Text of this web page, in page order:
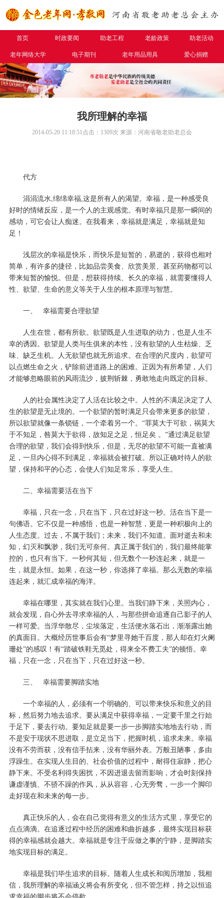
首页 时政要闻 助老工程 老龄政策 助老活动
老年网络大学 电子期刊 老年用品用具 爱心捐赠
我所理解的幸福
2014-05-20 11:18:51点击： 1309次 来源：河南省敬老助老总会
代方
涓涓流水,绵绵幸福,这是所有人的渴望。幸福，是一种感受良
好时的情绪反应，是一个人的主观感觉。有时幸福只是那一瞬间的
感动，可它会让人痴迷。在我看来，幸福就是满足，幸福就是知
足！
浅层次的幸福是快乐，而快乐是短暂的，易逝的，获得也相对
简单，有许多的捷径，比如品尝美食、欣赏美景、甚至药物都可以
带来短暂的愉悦。但是，想获得持续、长久的幸福，就需要懂得人
性、欲望、生命的意义等关于人生的根本原理与智慧。
一、 幸福需要合理欲望
人生在世，都有所欲。欲望既是人生进取的动力，也是人生不
幸的诱因。欲望是人类与生俱来的本性，没有欲望的人生枯燥、乏
味、缺乏生机。人无欲望也就无所追求。在合理的尺度内，欲望可
以点燃生命之火，铲除前进道路上的困难。正因为有所希望，人们
才能够忽略眼前的风雨流沙，披荆斩棘，勇敢地走向既定的目标。
人的社会属性决定了人活在比较之中。人性的不满足决定了人
生的欲望是无止境的。一个欲望的暂时满足只会带来更多的欲望，
所以欲望就像一条锁链，一个牵着另一个。 “罪莫大于可欲，祸莫大
于不知足，咎莫大于欲得，故知足之足，恒足矣 。”通过满足欲望
合理的欲望，我们会得到快乐，但是，无尽的欲望不可能一直被满
足，一旦内心得不到满足，幸福就会被打破。所以正确对待人的欲
望，保持和平的心态，会使人们知足常乐，享受人生。
二、幸福需要活在当下
幸福，只在一念，只在当下，只在过好这一秒。活在当下是一
句佛语。它不仅是一种感悟，也是一种智慧，更是一种积极向上的
人生态度。过去，不属于我们；未来，我们不知道。面对逝去和未
知，幻灭和飘渺，我们无可奈何。真正属于我们的，我们最终能掌
控的，也只有当下。一秒何其短，但无数个一秒连起来，就是一
生，就是永恒。如果，在这一秒，你选择了幸福。那么无数的幸福
连起来，就汇成幸福的海洋。
幸福在哪里，其实就在我们心里。当我们静下来，关照内心，
就会发现，自心外去寻求幸福的人，与那些拼命追逐自己影子的人
一样可爱。当浮华散尽，尘埃落定， 生活便水落石出，渐渐露出她
的真面目。大概经历世事后会有“梦里寻她千百度，那人却在灯火阑
珊处”的感叹！有“踏破铁鞋无觅处，得来全不费工夫”的顿悟。幸
福，只在一念，只在当下，只在过好这一秒。
三、 幸福需要脚踏实地
一个幸福的人，必须有一个明确的、可以带来快乐和意义的目
标，然后努力地去追求。要从满足中获得幸福，一定要千里之行始
于足下，要去行动。要知足就是要一步一步脚踏实地地去行动，而
不是安于现状不思进取，是立足当下，把握时机，追求未来。幸福
没有不劳而获，没有信手拈来，没有华丽外表。万般丑陋事，多由
浮躁生。在实现人生目的、社会价值的过程中，耐得住寂静，把心
静下来。不受名利得失困扰，不因进退去留而影响，才会时刻保持
谦虚谨慎、不骄不躁的作风，从从容容，心无旁骛，一步一个脚印
走好现在和未来的每一步。
真正快乐的人，会在自己觉得有意义的生活方式里，享受它的
点点滴滴。在追逐过程中经历的困难和曲折越多，最终实现目标获
得的幸福感就会越大。幸福就是专注于应做之事的宁静，是脚踏实
地实现目标的满足。
幸福是我们毕生追求的目标。随着人生成长和阅历增加，我相
信，我所理解的幸福涵义将会有所变化，但不管怎样，持之以恒追